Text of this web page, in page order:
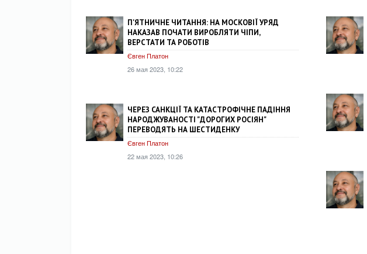
П'ЯТНИЧНЕ ЧИТАННЯ: НА МОСКОВІЇ УРЯД
НАКАЗАВ ПОЧАТИ ВИРОБЛЯТИ ЧІПИ,
ВЕРСТАТИ ТА РОБОТІВ
Євген Платон
26 мая 2023, 10:22
ЧЕРЕЗ САНКЦІЇ ТА КАТАСТРОФІЧНЕ ПАДІННЯ
НАРОДЖУВАНОСТІ "ДОРОГИХ РОСІЯН"
ПЕРЕВОДЯТЬ НА ШЕСТИДЕНКУ
Євген Платон
22 мая 2023, 10:26